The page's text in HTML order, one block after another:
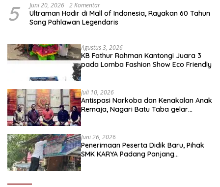
5 Juni 20, 2026 2 Komentar
Ultraman Hadir di Mall of Indonesia, Rayakan 60 Tahun
Sang Pahlawan Legendaris
Agustus 3, 2026
KB Fathur Rahman Kantongi Juara 3
pada Lomba Fashion Show Eco Friendly
Juli 10, 2026
Antispasi Narkoba dan Kenakalan Anak
Remaja, Nagari Batu Taba gelar
Juni 26, 2026
Penerimaan Peserta Didik Baru, Pihak
SMK KARYA Padang Panjang